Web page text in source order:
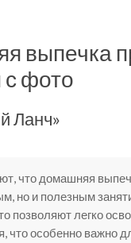
выпечка
фото
Ланч»
что домашняя
но и полезным
позволяют легко
что особенно важно